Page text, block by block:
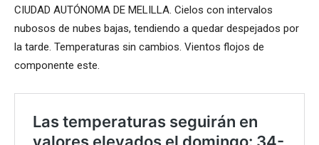
CIUDAD AUTÓNOMA DE MELILLA. Cielos con intervalos
nubosos de nubes bajas, tendiendo a quedar despejados por
la tarde. Temperaturas sin cambios. Vientos flojos de
componente este.